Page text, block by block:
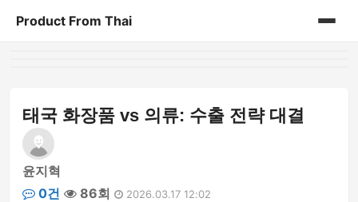
Product From Thai
태국 화장품 vs 의류: 수출 전략 대결
윤지혁
0건
86회 2026.03.17 12:02